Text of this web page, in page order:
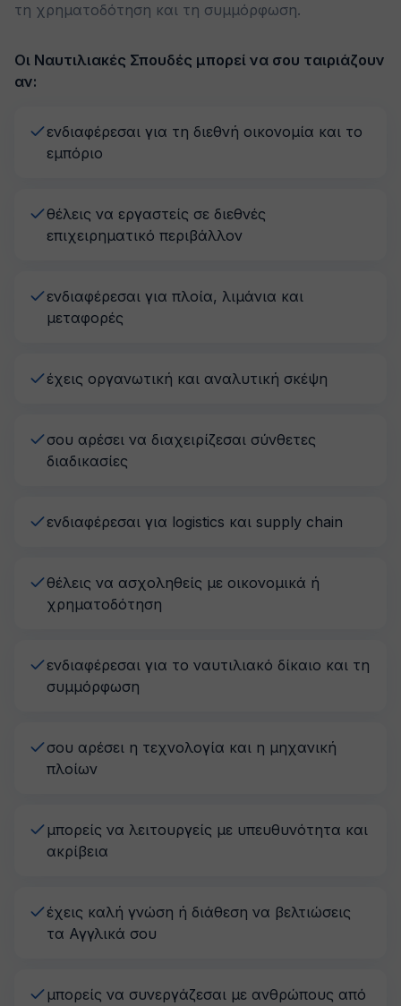
τη χρηματοδότηση και τη συμμόρφωση.
Οι Ναυτιλιακές Σπουδές μπορεί να σου ταιριάζουν
αν:
ενδιαφέρεσαι για τη διεθνή οικονομία και το
εμπόριο
θέλεις να εργαστείς σε διεθνές
επιχειρηματικό περιβάλλον
ενδιαφέρεσαι για πλοία, λιμάνια και
μεταφορές
έχεις οργανωτική και αναλυτική σκέψη
σου αρέσει να διαχειρίζεσαι σύνθετες
διαδικασίες
ενδιαφέρεσαι για logistics και supply chain
θέλεις να ασχοληθείς με οικονομικά ή
χρηματοδότηση
ενδιαφέρεσαι για το ναυτιλιακό δίκαιο και τη
συμμόρφωση
σου αρέσει η τεχνολογία και η μηχανική
πλοίων
μπορείς να λειτουργείς με υπευθυνότητα και
ακρίβεια
έχεις καλή γνώση ή διάθεση να βελτιώσεις
τα Αγγλικά σου
μπορείς να συνεργάζεσαι με ανθρώπους από